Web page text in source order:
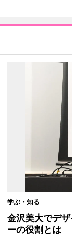
学ぶ・知る
金沢美大でデ
ーの役割とは